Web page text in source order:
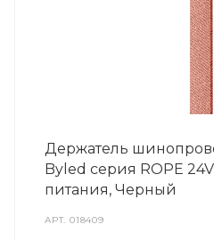
Держатель
Byled серия ROPE
питания, Черный
АРТ.018409